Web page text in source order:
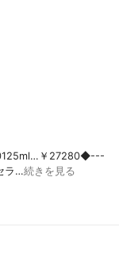
￥27280◆---
ラ…続きを見る